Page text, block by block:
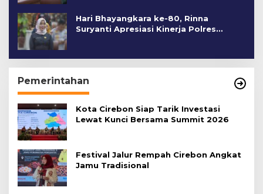
Hari Bhayangkara ke-80, Rinna
Suryanti Apresiasi Kinerja Polres
Pemerintahan
Kota Cirebon Siap Tarik Investasi
Lewat Kunci Bersama Summit 2026
Festival Jalur Rempah Cirebon Angkat
Jamu Tradisional